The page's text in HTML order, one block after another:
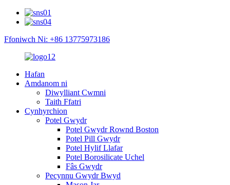
Ffoniwch Ni: +86 13775973186
Hafan
Amdanom ni
Diwylliant Cwmni
Taith Ffatri
Cynhyrchion
Potel Gwydr
Potel Gwydr Rownd Boston
Potel Pill Gwydr
Potel Hylif Llafar
Potel Borosilicate Uchel
Fâs Gwydr
Pecynnu Gwydr Bwyd